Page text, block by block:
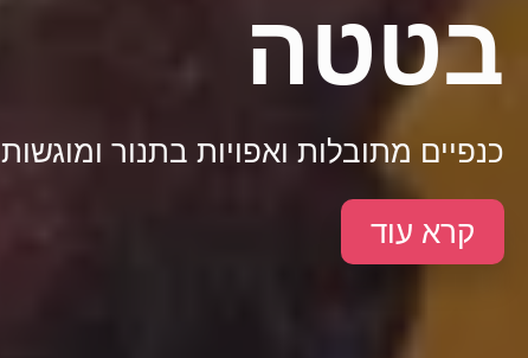
בטטה
כנפיים מתובלות ואפויות בתנור
קרא עוד